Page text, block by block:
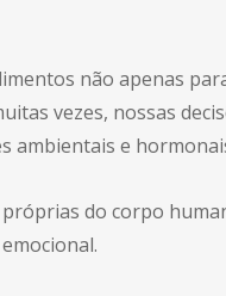
não apenas
vezes, nossas
ambientais e
do corpo